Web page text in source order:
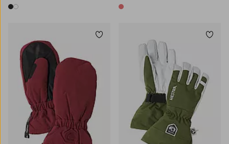
2 färger 1 färg
Lägg till i favoriter
9